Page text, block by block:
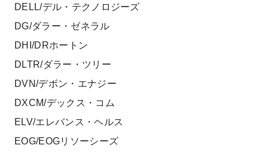
DELL/デル・テクノロジーズ
DG/ダラー・ゼネラル
DHI/DRホートン
DLTR/ダラー・ツリー
DVN/デボン・エナジー
DXCM/デックス・コム
ELV/エレバンス・ヘルス
EOG/EOGリソーシーズ